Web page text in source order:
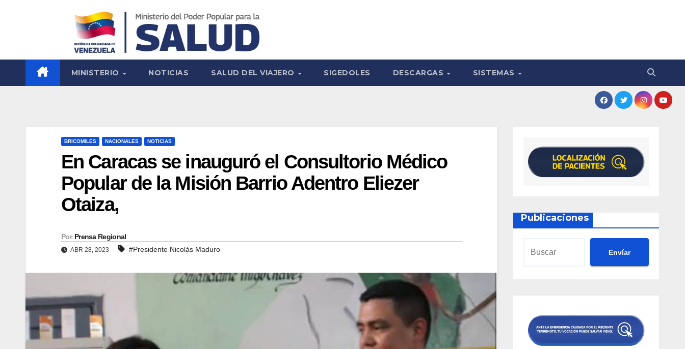
MINISTERIO NOTICIAS SALUD DEL VIAJERO SIGEDOLES DESCARGAS SISTEMAS
BRICOMILES NACIONALES NOTICIAS
En Caracas se inauguró el Consultorio Médico
Popular de la Misión Barrio Adentro Eliezer
Otaiza,
Por Prensa Regional
ABR 28, 2023 #Presidente Nicolás Maduro
Publicaciones
Envíar